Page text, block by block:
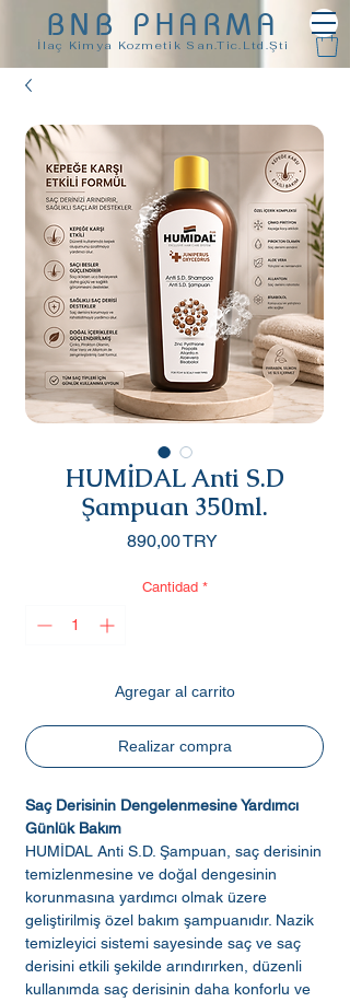
BNB PHARMA
İlaç Kimya Kozmetik San.Tic.Ltd.Şti
HUMİDAL Anti S.D
Şampuan 350ml.
890,00 TRYPrecio
Cantidad *
Agregar al carrito
Realizar compra
Saç Derisinin Dengelenmesine Yardımcı
Günlük Bakım
HUMİDAL Anti S.D. Şampuan, saç derisinin
temizlenmesine ve doğal dengesinin
korunmasına yardımcı olmak üzere
geliştirilmiş özel bakım şampuanıdır. Nazik
temizleyici sistemi sayesinde saç ve saç
derisini etkili şekilde arındırırken, düzenli
kullanımda saç derisinin daha konforlu ve